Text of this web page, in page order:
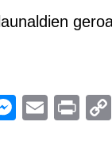
Email